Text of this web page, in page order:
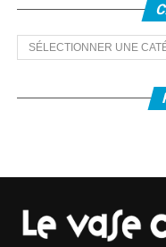
plusieurs fois,
de la vie de l’artiste
Catégories